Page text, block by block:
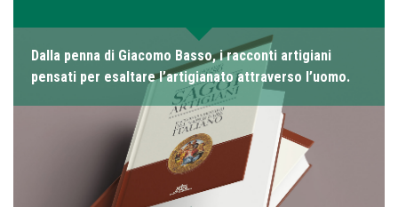
Dalla penna di Giacomo Basso, i racconti artigiani
pensati per esaltare l’artigianato attraverso l’uomo.